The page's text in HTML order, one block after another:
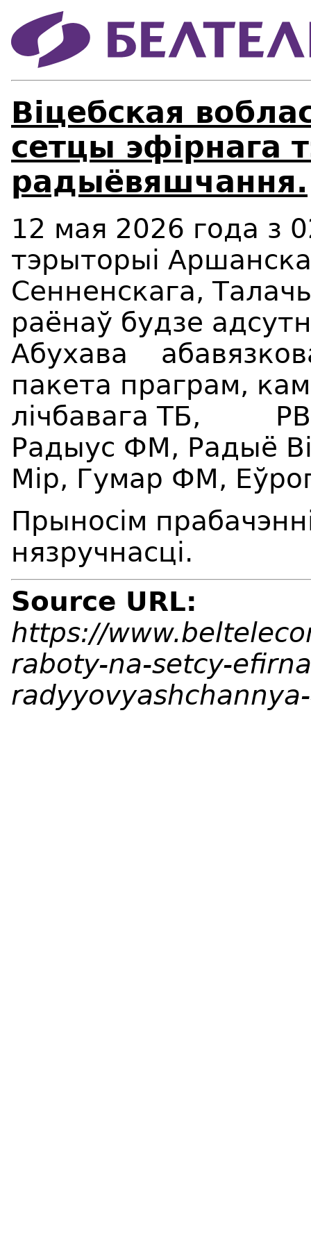
Віцебская
сетцы эфірнага
радыёвяшчання.
12 мая 2026 года з
тэрыторыі
Сенненскага,
раёнаў будзе
Абухава
пакета праграм,
лічбавага ТБ, РВ:
Радыус ФМ, Радыё
Мір, Гумар ФМ,
Прыносім
нязручнасці.
Source URL:
https://
raboty-na-setcy-